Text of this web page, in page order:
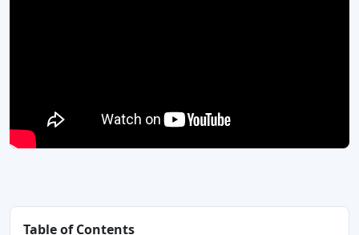
Table of Contents